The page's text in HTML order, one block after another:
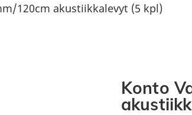
120cm akustiikkalevyt (5 kpl)
Konto